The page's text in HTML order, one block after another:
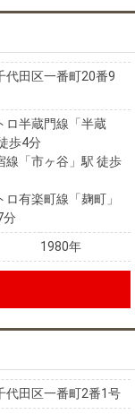
代田区一番町20番9
ロ半蔵門線「半蔵
歩4分
線「市ヶ谷」駅 徒歩
ロ有楽町線「麹町」
分
1980年
代田区一番町2番1号